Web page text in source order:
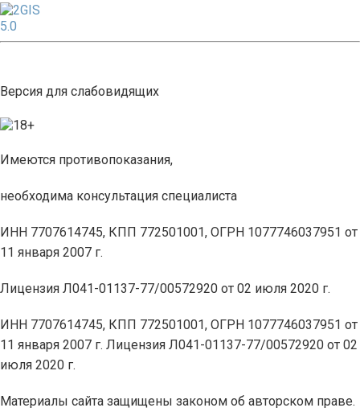
5.0
Версия для слабовидящих
Имеются противопоказания,
необходима консультация специалиста
ИНН 7707614745, КПП 772501001, ОГРН 1077746037951 от
11 января 2007 г.
Лицензия Л041-01137-77/00572920 от 02 июля 2020 г.
ИНН 7707614745, КПП 772501001, ОГРН 1077746037951 от
11 января 2007 г. Лицензия Л041-01137-77/00572920 от 02
июля 2020 г.
Материалы сайта защищены законом об авторском праве.